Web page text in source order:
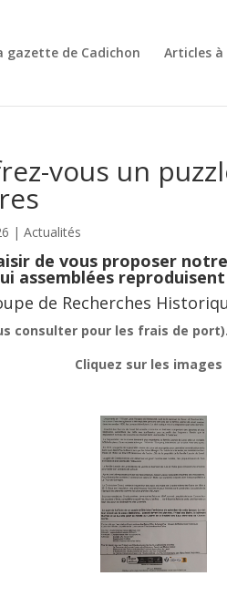
gazette de Cadichon Articles
vous un
|Actualités
de vous proposer
assemblées
de Recherches
consulter pour les frais de port).
Cliquez sur les